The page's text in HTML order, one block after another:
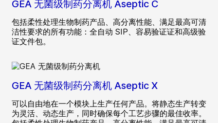
GEA 无菌级制药分离机 Aseptic C
包括柔性处理生物制药产品、高分离性能、满足最高可清
洁性要求的所有功能：全自动 SIP、容易验证证和高级验
证文件包。
GEA 无菌级制药分离机 Aseptic X
可以自由地在一个模块上生产任何产品。将静态生产转变
为灵活、动态生产，同时确保每个工艺步骤的最佳收率。